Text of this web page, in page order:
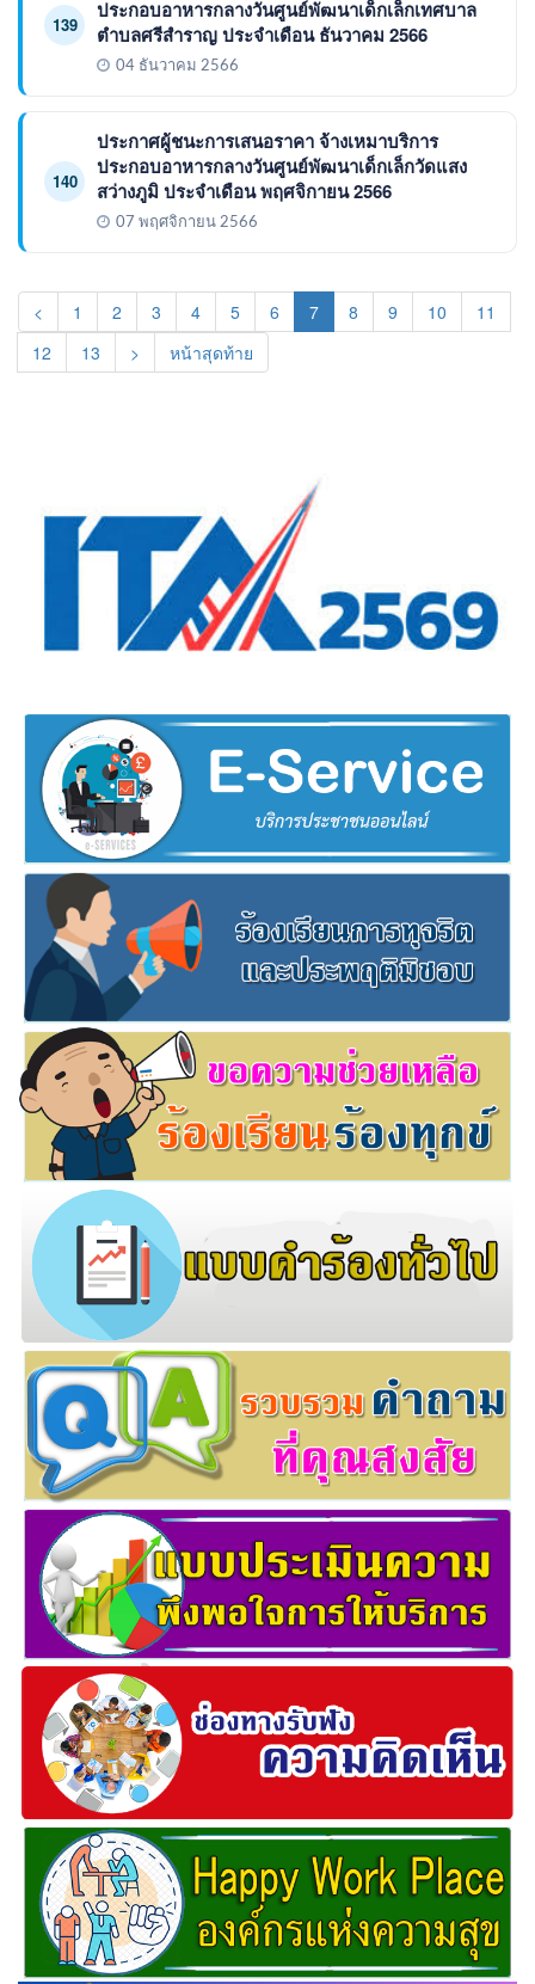
139
ประกอบอาหารกลางวันศูนย์พัฒนาเด็กเล็กเทศบาล
ตำบลศรีสำราญ ประจำเดือน ธันวาคม 2566
04 ธันวาคม 2566
140
ประกาศผู้ชนะการเสนอราคา จ้างเหมาบริการ
ประกอบอาหารกลางวันศูนย์พัฒนาเด็กเล็กวัดแสง
สว่างภูมิ ประจำเดือน พฤศจิกายน 2566
07 พฤศจิกายน 2566
< 1 2 3 4 5 6 7(current)
8 9 10
11
12
13 > หน้าสุดท้าย